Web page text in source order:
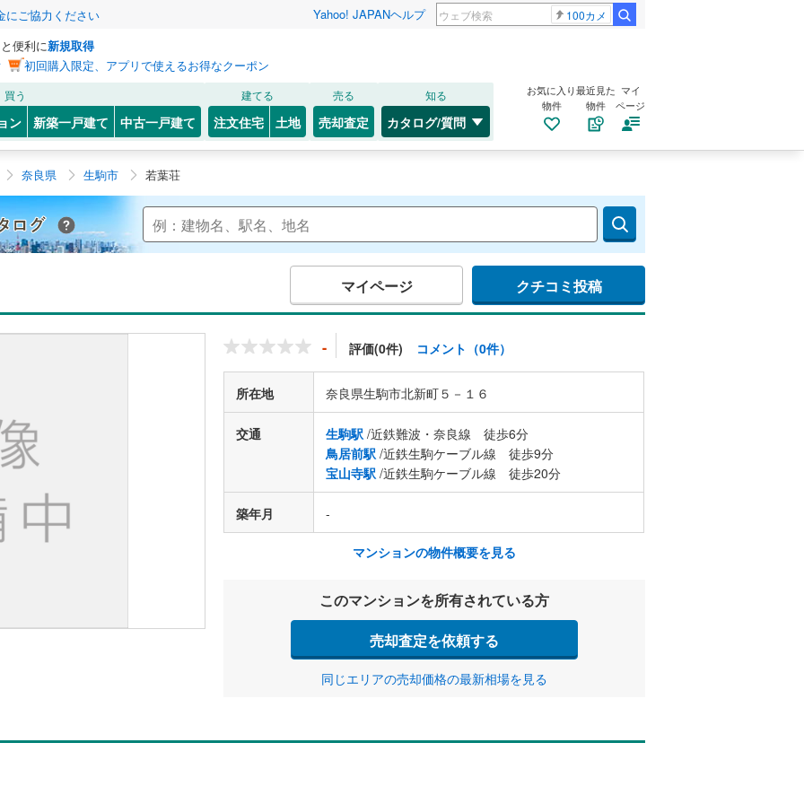
にご協力ください Yahoo! JAPANヘルプ 100カメ
便利に新規取得
初回購入限定、アプリで使えるお得なクーポン
買う
ン 新築一戸建て 中古一戸建て
建てる
注文住宅 土地
売る
売却査定
知る
カタログ/質問
お気に入り
物件
最近見た
物件
マイ
ページ
奈良県 生駒市 若葉荘
Yahoo!不動産 マンションカタログ
マイページ クチコミ投稿
- 評価(0件) コメント（0件）
所在地 奈良県生駒市北新町５－１６
交通 生駒駅 /近鉄難波・奈良線 徒歩6分
鳥居前駅 /近鉄生駒ケーブル線 徒歩9分
宝山寺駅 /近鉄生駒ケーブル線 徒歩20分
築年月 -
マンションの物件概要を見る
このマンションを所有されている方
売却査定を依頼する
同じエリアの売却価格の最新相場を見る